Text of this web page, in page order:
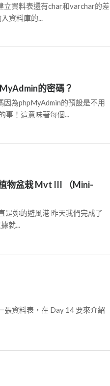
立資料表還有char和varchar的差
資料庫的...
的密碼？
為phpMyAdmin的預設是不用
事！這意味著每個...
物盆栽 Mvt III （Mini-
是妳的避風港 昨天我們完成了
就...
張資料表，在 Day 14 要來介紹